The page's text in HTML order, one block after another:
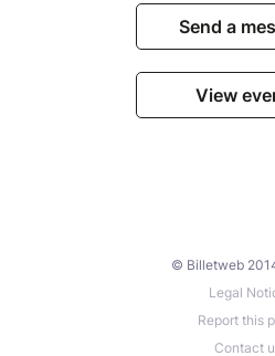
Send a
View
© Billetweb
Legal
Report this
Contact